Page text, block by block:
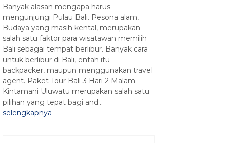
Banyak alasan mengapa harus
mengunjungi Pulau Bali. Pesona alam,
Budaya yang masih kental, merupakan
salah satu faktor para wisatawan memilih
Bali sebagai tempat berlibur. Banyak cara
untuk berlibur di Bali, entah itu
backpacker, maupun menggunakan travel
agent. Paket Tour Bali 3 Hari 2 Malam
Kintamani Uluwatu merupakan salah satu
pilihan yang tepat bagi and...
selengkapnya